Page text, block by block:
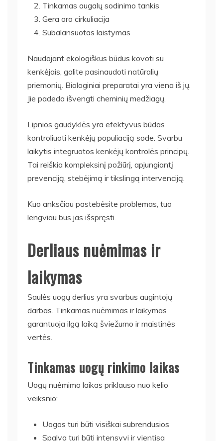
Tinkamas augalų sodinimo tankis
Gera oro cirkuliacija
Subalansuotas laistymas
Naudojant ekologiškus būdus kovoti su
kenkėjais, galite pasinaudoti natūralių
priemonių. Biologiniai preparatai yra viena iš jų.
Jie padeda išvengti cheminių medžiagų.
Lipnios gaudyklės yra efektyvus būdas
kontroliuoti kenkėjų populiaciją sode. Svarbu
laikytis integruotos kenkėjų kontrolės principų.
Tai reiškia kompleksinį požiūrį, apjungiantį
prevenciją, stebėjimą ir tikslingą intervenciją.
Kuo anksčiau pastebėsite problemas, tuo
lengviau bus jas išspręsti.
Derliaus nuėmimas ir
laikymas
Saulės uogų derlius yra svarbus augintojų
darbas. Tinkamas nuėmimas ir laikymas
garantuoja ilgą laiką šviežumo ir maistinės
vertės.
Tinkamas uogų rinkimo laikas
Uogų nuėmimo laikas priklauso nuo kelio
veiksnio:
Uogos turi būti visiškai subrendusios
Spalva turi būti intensyvi ir vientisa